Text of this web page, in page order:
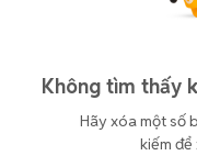
Không tìm thấy
Hãy xóa một số
kiếm để